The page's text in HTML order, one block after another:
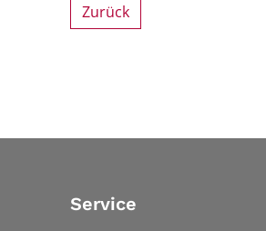
Zurück
Service